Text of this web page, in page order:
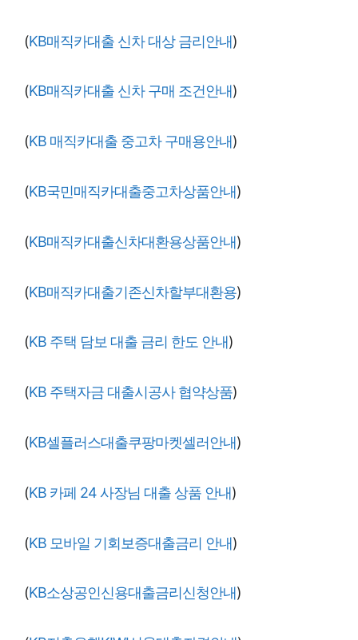
(KB매직카대출 신차 대상 금리안내)
(KB매직카대출 신차 구매 조건안내)
(KB 매직카대출 중고차 구매용안내)
(KB국민매직카대출중고차상품안내)
(KB매직카대출신차대환용상품안내)
(KB매직카대출기존신차할부대환용)
(KB 주택 담보 대출 금리 한도 안내)
(KB 주택자금 대출시공사 협약상품)
(KB셀플러스대출쿠팡마켓셀러안내)
(KB 카페 24 사장님 대출 상품 안내)
(KB 모바일 기회보증대출금리 안내)
(KB소상공인신용대출금리신청안내)